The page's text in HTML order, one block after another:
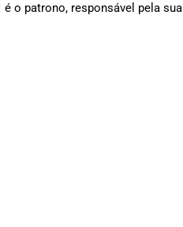
o patrono, responsável pela sua